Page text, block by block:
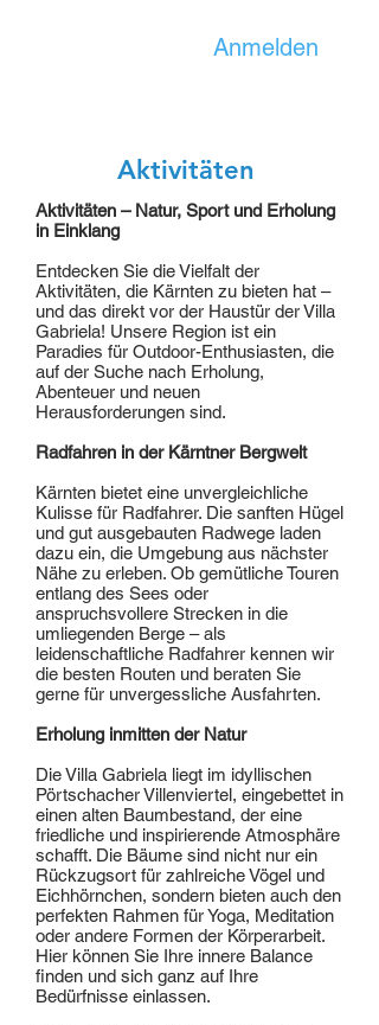
Anmelden
Aktivitäten
Aktivitäten – Natur, Sport und Erholung
in Einklang
Entdecken Sie die Vielfalt der
Aktivitäten, die Kärnten zu bieten hat –
und das direkt vor der Haustür der Villa
Gabriela! Unsere Region ist ein
Paradies für Outdoor-Enthusiasten, die
auf der Suche nach Erholung,
Abenteuer und neuen
Herausforderungen sind.
Radfahren in der Kärntner Bergwelt
Kärnten bietet eine unvergleichliche
Kulisse für Radfahrer. Die sanften Hügel
und gut ausgebauten Radwege laden
dazu ein, die Umgebung aus nächster
Nähe zu erleben. Ob gemütliche Touren
entlang des Sees oder
anspruchsvollere Strecken in die
umliegenden Berge – als
leidenschaftliche Radfahrer kennen wir
die besten Routen und beraten Sie
gerne für unvergessliche Ausfahrten.
Erholung inmitten der Natur
Die Villa Gabriela liegt im idyllischen
Pörtschacher Villenviertel, eingebettet in
einen alten Baumbestand, der eine
friedliche und inspirierende Atmosphäre
schafft. Die Bäume sind nicht nur ein
Rückzugsort für zahlreiche Vögel und
Eichhörnchen, sondern bieten auch den
perfekten Rahmen für Yoga, Meditation
oder andere Formen der Körperarbeit.
Hier können Sie Ihre innere Balance
finden und sich ganz auf Ihre
Bedürfnisse einlassen.